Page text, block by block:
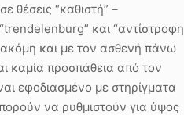
θέσεις “καθιστή” –
και “αντίστροφη
και με τον ασθενή πάνω
καμία προσπάθεια από τον
εφοδιασμένο με στηρίγματα
να ρυθμιστούν για ύψος